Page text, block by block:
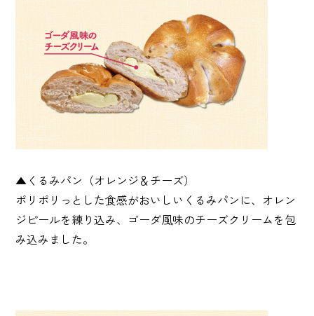
▲くるみパン（オレンジ＆チーズ）
ポリポリっとした食感がおいしいくるみパンに、オレン
ジピールを練り込み、ゴーダ風味のチーズクリームを包
み込みました。